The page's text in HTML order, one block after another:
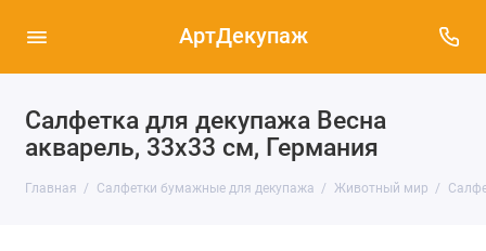
АртДекупаж
Салфетка для декупажа Весна
акварель, 33х33 см, Германия
Главная Салфетки бумажные для декупажа Животный мир